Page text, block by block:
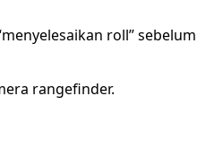
roll”
rangefinder.